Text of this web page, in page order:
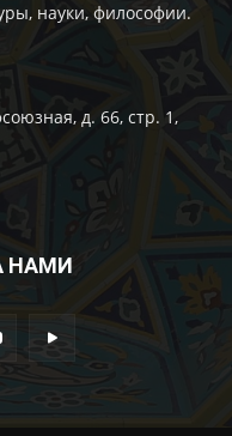
науки, философии.
д. 66, стр. 1,
НАМИ